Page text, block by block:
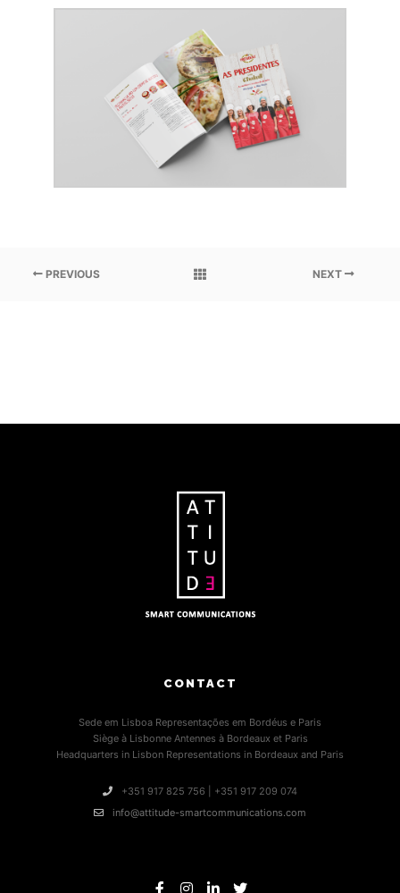
PREVIOUS NEXT
CONTACT
Sede em Lisboa Representações em Bordéus e Paris
Siège à Lisbonne Antennes à Bordeaux et Paris
Headquarters in Lisbon Representations in Bordeaux and Paris
+351 917 825 756 | +351 917 209 074
info@attitude-smartcommunications.com